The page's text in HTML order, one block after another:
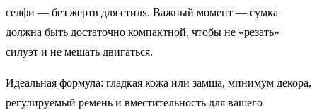
селфи — без жертв для стиля. Важный момент — сумка
должна быть достаточно компактной, чтобы не «резать»
силуэт и не мешать двигаться.
Идеальная формула: гладкая кожа или замша, минимум декора,
регулируемый ремень и вместительность для вашего